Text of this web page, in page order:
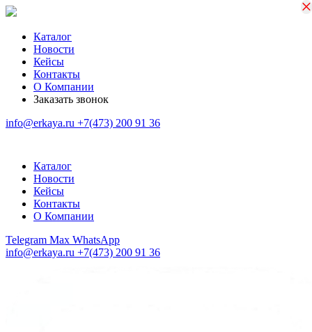
Каталог
Новости
Кейсы
Контакты
О Компании
Заказать звонок
info@erkaya.ru +7(473) 200 91 36
Каталог
Новости
Кейсы
Контакты
О Компании
Telegram Max WhatsApp
info@erkaya.ru +7(473) 200 91 36
×
×